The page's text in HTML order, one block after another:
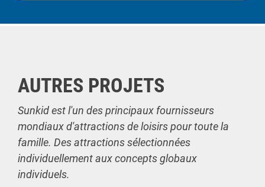
AUTRES PROJETS
Sunkid est l'un des principaux fournisseurs
mondiaux d'attractions de loisirs pour toute la
famille. Des attractions sélectionnées
individuellement aux concepts globaux
individuels.